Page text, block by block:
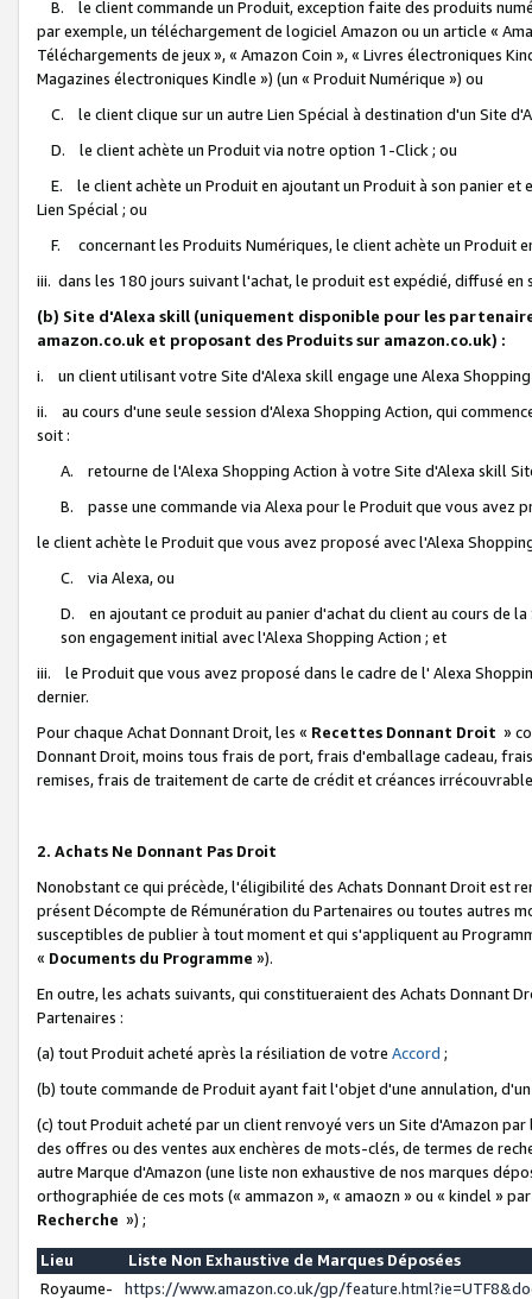
B. le client commande un Produit, exception faite des produits
par exemple, un téléchargement de logiciel Amazon ou un article «
Téléchargements de jeux », « Amazon Coin », « Livres électroniques
Magazines électroniques Kindle ») (un « Produit Numérique ») ou
C. le client clique sur un autre Lien Spécial à destination d'un Site
D. le client achète un Produit via notre option 1-Click ; ou
E. le client achète un Produit en ajoutant un Produit à son panier et
Lien Spécial ; ou
F. concernant les Produits Numériques, le client achète un Produit
iii. dans les 180 jours suivant l'achat, le produit est expédié, diffusé
(b) Site d'Alexa skill (uniquement disponible pour les
amazon.co.uk et proposant des Produits sur amazon.co.uk) :
i. un client utilisant votre Site d'Alexa skill engage une Alexa
ii. au cours d'une seule session d'Alexa Shopping Action, qui
soit :
A. retourne de l'Alexa Shopping Action à votre Site d'Alexa skill
B. passe une commande via Alexa pour le Produit que vous avez
le client achète le Produit que vous avez proposé avec l'Alexa
C. via Alexa, ou
D. en ajoutant ce produit au panier d'achat du client au cours de
son engagement initial avec l'Alexa Shopping Action ; et
iii. le Produit que vous avez proposé dans le cadre de l' Alexa
dernier.
Pour chaque Achat Donnant Droit, les « Recettes Donnant Droit »
Donnant Droit, moins tous frais de port, frais d'emballage cadeau,
remises, frais de traitement de carte de crédit et créances
2. Achats Ne Donnant Pas Droit
Nonobstant ce qui précède, l'éligibilité des Achats Donnant Droit est
présent Décompte de Rémunération du Partenaires ou toutes autres
susceptibles de publier à tout moment et qui s'appliquent au
« Documents du Programme »).
En outre, les achats suivants, qui constitueraient des Achats Donnant
Partenaires :
(a) tout Produit acheté après la résiliation de votre Accord ;
(b) toute commande de Produit ayant fait l'objet d'une annulation,
(c) tout Produit acheté par un client renvoyé vers un Site d'Amazon
des offres ou des ventes aux enchères de mots-clés, de termes de
autre Marque d'Amazon (une liste non exhaustive de nos marques
orthographiée de ces mots (« ammazon », « amaozn » ou « kindel »
Recherche ») ;
Lieu
Liste Non Exhaustive de Marques Déposées
Royaume-
https://www.amazon.co.uk/gp/